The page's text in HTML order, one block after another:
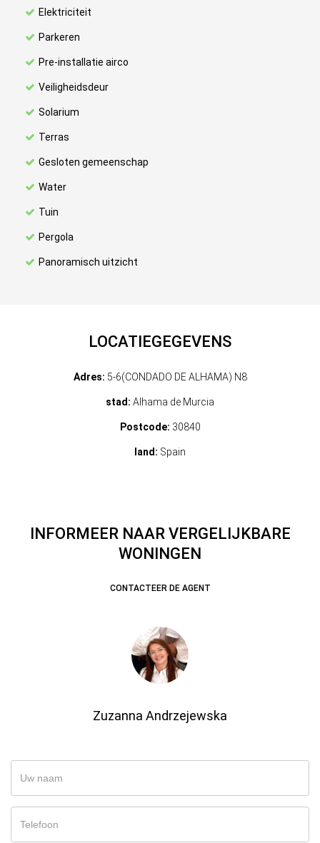
Elektriciteit
Parkeren
Pre-installatie airco
Veiligheidsdeur
Solarium
Terras
Gesloten gemeenschap
Water
Tuin
Pergola
Panoramisch uitzicht
LOCATIEGEGEVENS
Adres: 5-6(CONDADO DE ALHAMA) N8
stad: Alhama de Murcia
Postcode: 30840
land: Spain
INFORMEER NAAR VERGELIJKBARE
WONINGEN
CONTACTEER DE AGENT
Zuzanna Andrzejewska